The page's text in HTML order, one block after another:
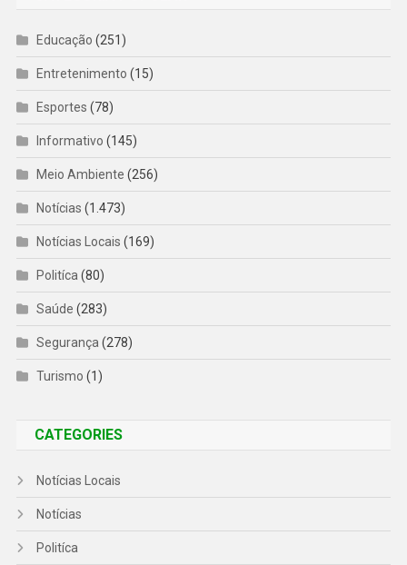
Educação (251)
Entretenimento (15)
Esportes (78)
Informativo (145)
Meio Ambiente (256)
Notícias (1.473)
Notícias Locais (169)
Politíca (80)
Saúde (283)
Segurança (278)
Turismo (1)
CATEGORIES
Notícias Locais
Notícias
Politíca